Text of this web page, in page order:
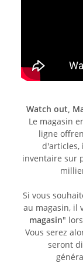
Watch out,
Le magasin
ligne
d'articles,
inventaire sur
Si vous
au magasin, il
magasin"
Vous serez
seront